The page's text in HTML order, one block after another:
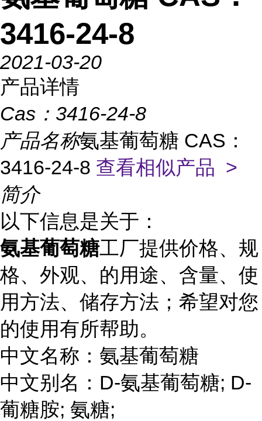
3416-24-8
2021-03-20
产品详情
Cas： 3416-24-8
产品名称氨基葡萄糖 CAS：
3416-24-8 查看相似产品 >
简介
以下信息是关于：
氨基葡萄糖工厂提供价格、规
格、外观、的用途、含量、使
用方法、储存方法；希望对您
的使用有所帮助。
中文名称：氨基葡萄糖
中文别名：D-氨基葡萄糖; D-
葡糖胺; 氨糖;